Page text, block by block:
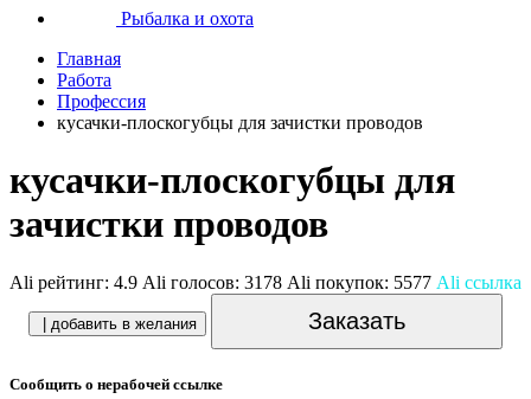
Рыбалка и охота
Главная
Работа
Профессия
кусачки-плоскогубцы для зачистки проводов
кусачки-плоскогубцы для
зачистки проводов
Ali рейтинг: 4.9 Ali голосов: 3178 Ali покупок: 5577 Ali ссылка
| добавить в желания Заказать
Сообщить о нерабочей ссылке